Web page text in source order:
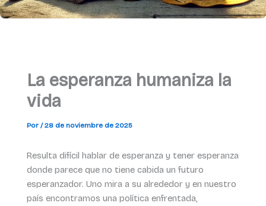
La esperanza humaniza la
vida
Por /28 de noviembre de 2025
Resulta difícil hablar de esperanza y tener esperanza
donde parece que no tiene cabida un futuro
esperanzador. Uno mira a su alrededor y en nuestro
país encontramos una política enfrentada,